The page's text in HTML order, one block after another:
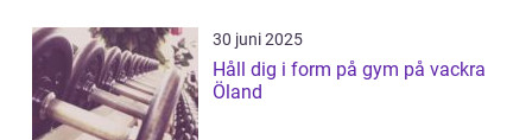
30 juni 2025
Håll dig i form på gym på vackra
Öland